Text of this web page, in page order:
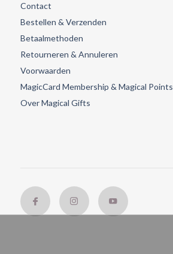
Contact
Bestellen & Verzenden
Betaalmethoden
Retourneren & Annuleren
Voorwaarden
MagicCard Membership & Magical Points
Over Magical Gifts